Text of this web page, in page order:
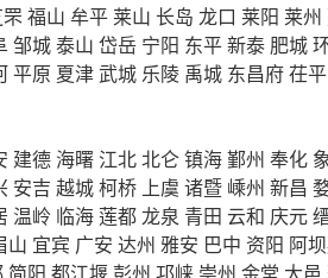
福山 牟平 莱山 长岛 龙口 莱阳 莱州
邹城泰山 岱岳 宁阳 东平新泰 肥城
平原 夏津武城 乐陵 禹城 东昌府茌平
建德 海曙 江北北仑镇海鄞州 奉化
安吉 越城柯桥 上虞 诸暨 嵊州 新昌
温岭 临海莲都龙泉 青田 云和 庆元
山 宜宾 广安 达州 雅安 巴中 资阳 阿
简阳 都江堰彭州 邛崃 崇州 金堂 大邑